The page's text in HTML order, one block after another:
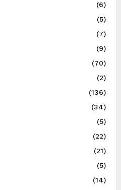
(6)
(5)
(7)
(9)
(70)
(2)
(136)
(34)
(5)
(22)
(21)
(5)
(14)